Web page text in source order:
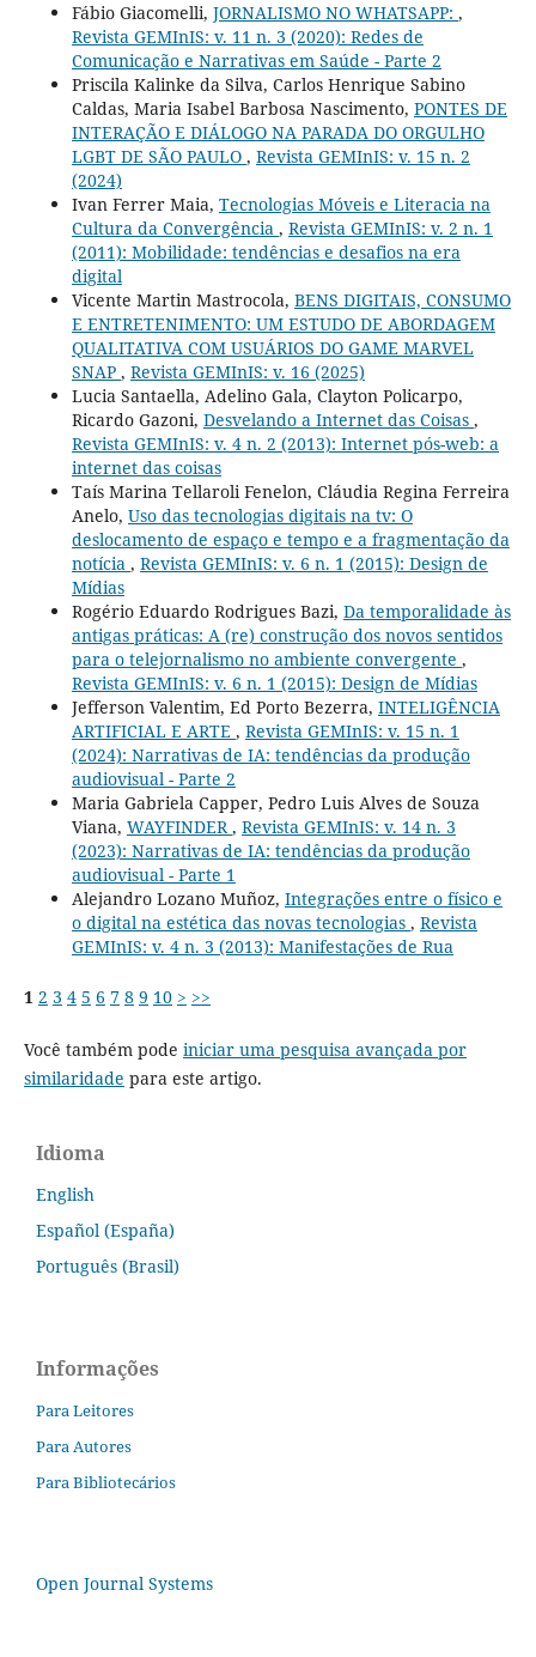
Fábio Giacomelli, JORNALISMO NO WHATSAPP: ,
Revista GEMInIS: v. 11 n. 3 (2020): Redes de
Comunicação e Narrativas em Saúde - Parte 2
Priscila Kalinke da Silva, Carlos Henrique Sabino
Caldas, Maria Isabel Barbosa Nascimento, PONTES DE
INTERAÇÃO E DIÁLOGO NA PARADA DO ORGULHO
LGBT DE SÃO PAULO , Revista GEMInIS: v. 15 n. 2
(2024)
Ivan Ferrer Maia, Tecnologias Móveis e Literacia na
Cultura da Convergência , Revista GEMInIS: v. 2 n. 1
(2011): Mobilidade: tendências e desafios na era
digital
Vicente Martin Mastrocola, BENS DIGITAIS, CONSUMO
E ENTRETENIMENTO: UM ESTUDO DE ABORDAGEM
QUALITATIVA COM USUÁRIOS DO GAME MARVEL
SNAP , Revista GEMInIS: v. 16 (2025)
Lucia Santaella, Adelino Gala, Clayton Policarpo,
Ricardo Gazoni, Desvelando a Internet das Coisas ,
Revista GEMInIS: v. 4 n. 2 (2013): Internet pós-web: a
internet das coisas
Taís Marina Tellaroli Fenelon, Cláudia Regina Ferreira
Anelo, Uso das tecnologias digitais na tv: O
deslocamento de espaço e tempo e a fragmentação da
notícia , Revista GEMInIS: v. 6 n. 1 (2015): Design de
Mídias
Rogério Eduardo Rodrigues Bazi, Da temporalidade às
antigas práticas: A (re) construção dos novos sentidos
para o telejornalismo no ambiente convergente ,
Revista GEMInIS: v. 6 n. 1 (2015): Design de Mídias
Jefferson Valentim, Ed Porto Bezerra, INTELIGÊNCIA
ARTIFICIAL E ARTE , Revista GEMInIS: v. 15 n. 1
(2024): Narrativas de IA: tendências da produção
audiovisual - Parte 2
Maria Gabriela Capper, Pedro Luis Alves de Souza
Viana, WAYFINDER, Revista GEMInIS: v. 14 n. 3
(2023): Narrativas de IA: tendências da produção
audiovisual - Parte 1
Alejandro Lozano Muñoz, Integrações entre o físico e
o digital na estética das novas tecnologias , Revista
GEMInIS: v. 4 n. 3 (2013): Manifestações de Rua
1 2 3 4 5 6 7 8 9 10 > >>
Você também pode iniciar uma pesquisa avançada por
similaridade para este artigo.
Idioma
English
Español (España)
Português (Brasil)
Informações
Para Leitores
Para Autores
Para Bibliotecários
Open Journal Systems